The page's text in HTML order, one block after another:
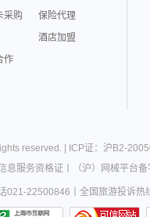
采购
保险代理
酒店加盟
作
reserved. | ICP证：沪B2-
息服务资格证 （沪）网械平台
021-22500846 全国旅游投诉热